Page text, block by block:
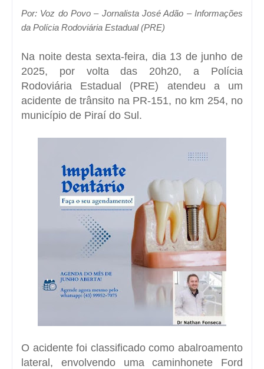
Por: Voz do Povo – Jornalista José Adão – Informações
da Polícia Rodoviária Estadual (PRE)
Na noite desta sexta-feira, dia 13 de junho de
2025, por volta das 20h20, a Polícia
Rodoviária Estadual (PRE) atendeu a um
acidente de trânsito na PR-151, no km 254, no
município de Piraí do Sul.
O acidente foi classificado como abalroamento
lateral, envolvendo uma caminhonete Ford